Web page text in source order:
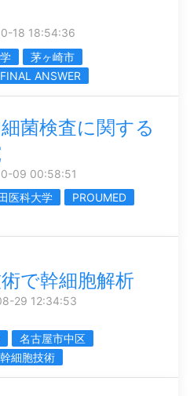
18 18:54:36
茅ヶ崎市
FINAL ANSWER
菌検査に関する
09 00:58:51
医科大学
PROUMED
で幹細胞解析
29 12:34:53
名古屋市中区
幹細胞技術